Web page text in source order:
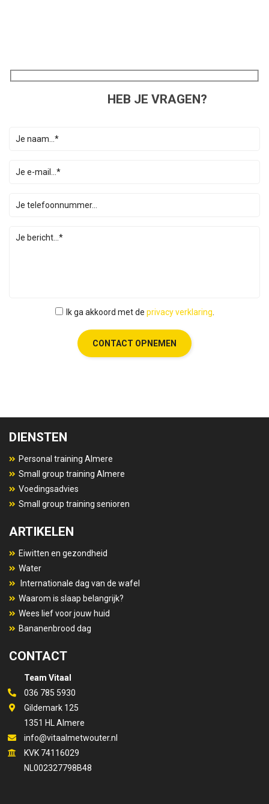
HEB JE VRAGEN?
Ik ga akkoord met de privacy verklaring
CONTACT OPNEMEN
DIENSTEN
Personal training Almere
Small group training Almere
Voedingsadvies
Small group training senioren
ARTIKELEN
Eiwitten en gezondheid
Water
Internationale dag van de wafel
Waarom is slaap belangrijk?
Wees lief voor jouw huid
Bananenbrood dag
CONTACT
Team Vitaal
036 785 5930
Gildemark 125
1351 HL Almere
info@vitaalmetwouter.nl
KVK 74116029
NL002327798B48